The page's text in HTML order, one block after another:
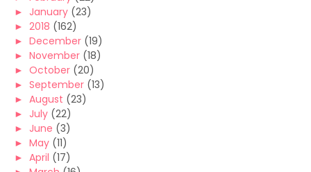
► January (23)
► 2018 (162)
► December (19)
► November (18)
► October (20)
► September (13)
► August (23)
► July (22)
► June (3)
► May (11)
► April (17)